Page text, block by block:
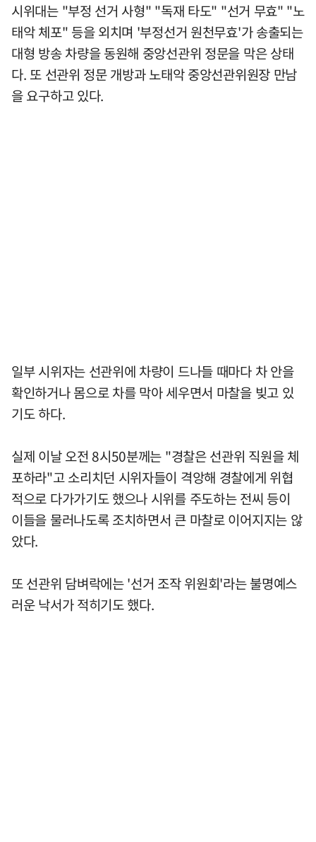
시위대는 "부정 선거 사형" "독재 타도" "선거 무효" "노
태악 체포" 등을 외치며 '부정선거 원천무효'가 송출되는
대형 방송 차량을 동원해 중앙선관위 정문을 막은 상태
다. 또 선관위 정문 개방과 노태악 중앙선관위원장 만남
을 요구하고 있다.
일부 시위자는 선관위에 차량이 드나들 때마다 차 안을
확인하거나 몸으로 차를 막아 세우면서 마찰을 빚고 있
기도 하다.
실제 이날 오전 8시50분께는 "경찰은 선관위 직원을 체
포하라"고 소리치던 시위자들이 격앙해 경찰에게 위협
적으로 다가가기도 했으나 시위를 주도하는 전씨 등이
이들을 물러나도록 조치하면서 큰 마찰로 이어지지는 않
았다.
또 선관위 담벼락에는 '선거 조작 위원회'라는 불명예스
러운 낙서가 적히기도 했다.